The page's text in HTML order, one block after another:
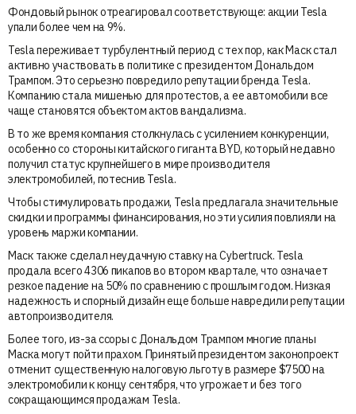
Фондовый рынок отреагировал соответствующе: акции Tesla
упали более чем на 9%.
Tesla переживает турбулентный период с тех пор, как Маск стал
активно участвовать в политике с президентом Дональдом
Трампом. Это серьезно повредило репутации бренда Tesla.
Компанию стала мишенью для протестов, а ее автомобили все
чаще становятся объектом актов вандализма.
В то же время компания столкнулась с усилением конкуренции,
особенно со стороны китайского гиганта BYD, который недавно
получил статус крупнейшего в мире производителя
электромобилей, потеснив Tesla.
Чтобы стимулировать продажи, Tesla предлагала значительные
скидки и программы финансирования, но эти усилия повлияли на
уровень маржи компании.
Маск также сделал неудачную ставку на Cybertruck. Tesla
продала всего 4306 пикапов во втором квартале, что означает
резкое падение на 50% по сравнению с прошлым годом. Низкая
надежность и спорный дизайн еще больше навредили репутации
автопроизводителя.
Более того, из-за ссоры с Дональдом Трампом многие планы
Маска могут пойти прахом. Принятый президентом законопроект
отменит существенную налоговую льготу в размере $7500 на
электромобили к концу сентября, что угрожает и без того
сокращающимся продажам Tesla.